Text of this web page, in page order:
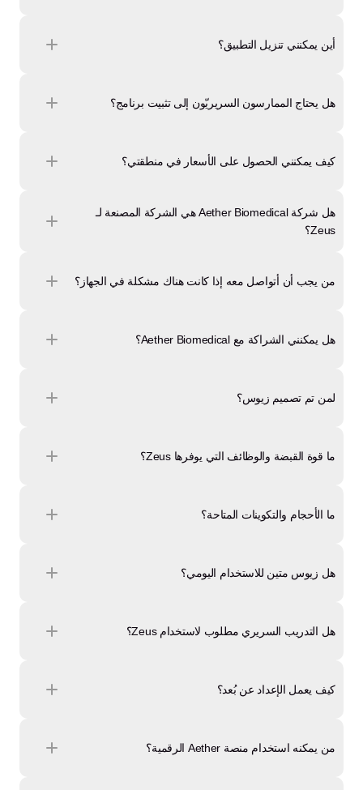
أين يمكنني تنزيل التطبيق؟
هل يحتاج الممارسون السريريّون إلى تثبيت برنامج؟
كيف يمكنني الحصول على الأسعار في منطقتي؟
Zeus؟
من يجب أن أتواصل معه إذا كانت هناك مشكلة في الجهاز؟
هل يمكنني الشراكة مع Aether Biomedical؟
لمن تم تصميم زيوس؟
ما قوة القبضة والوظائف التي يوفرها Zeus؟
ما الأحجام والتكوينات المتاحة؟
هل زيوس متين للاستخدام اليومي؟
هل التدريب السريري مطلوب لاستخدام Zeus؟
كيف يعمل الإعداد عن بُعد؟
من يمكنه استخدام منصة Aether الرقمية؟